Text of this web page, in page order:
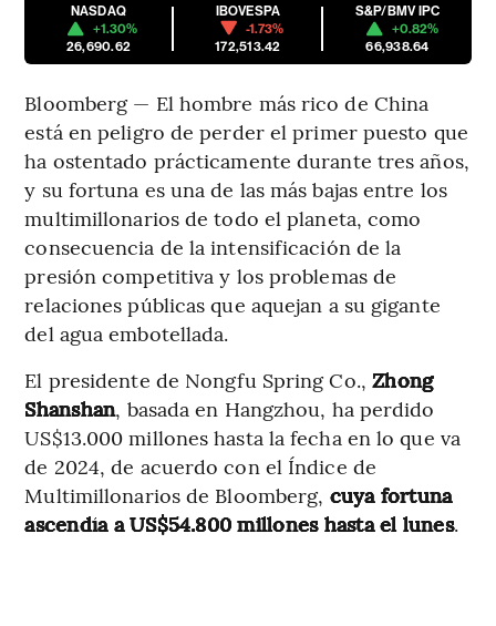
NASDAQ
+1.30%
26,690.62
IBOVESPA
-1.73%
172,513.42
S&P/BMV IPC
+0.82%
66,938.64
Bloomberg — El hombre más rico de China
está en peligro de perder el primer puesto que
ha ostentado prácticamente durante tres años,
y su fortuna es una de las más bajas entre los
multimillonarios de todo el planeta, como
consecuencia de la intensificación de la
presión competitiva y los problemas de
relaciones públicas que aquejan a su gigante
del agua embotellada.
El presidente de Nongfu Spring Co., Zhong
Shanshan, basada en Hangzhou, ha perdido
US$13.000 millones hasta la fecha en lo que va
de 2024, de acuerdo con el Índice de
Multimillonarios de Bloomberg, cuya fortuna
ascendía a US$54.800 millones hasta el lunes.